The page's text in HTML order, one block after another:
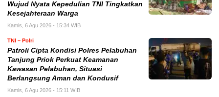
Wujud Nyata Kepedulian TNI Tingkatkan
Kesejahteraan Warga
Kamis, 6 Agu 2026 - 15:34 WIB
TNI – Polri
Patroli Cipta Kondisi Polres Pelabuhan
Tanjung Priok Perkuat Keamanan
Kawasan Pelabuhan, Situasi
Berlangsung Aman dan Kondusif
Kamis, 6 Agu 2026 - 15:11 WIB